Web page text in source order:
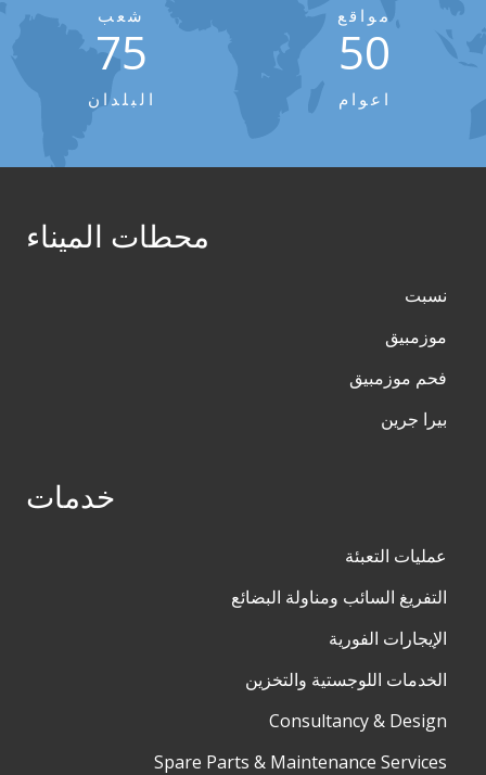
شعب مواقع
75
البلدان
50
اعوام
محطات الميناء
نسبت
موزمبيق
فحم موزمبيق
بيرا جرين
خدمات
عمليات التعبئة
التفريغ السائب ومناولة البضائع
الإيجارات الفورية
الخدمات اللوجستية والتخزين
Consultancy & Design
Spare Parts & Maintenance Services